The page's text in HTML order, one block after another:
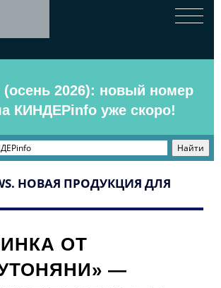
(осень 2026): новый номер
КИНДЕРinfo уже скоро!
НОВАЯ ПРОДУКЦИЯ ДЛЯ
ОТ
—